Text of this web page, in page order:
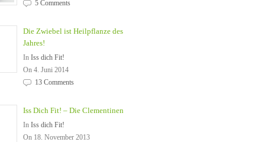
5 Comments
Die Zwiebel ist Heilpflanze des
Jahres!
In Iss dich Fit!
On 4. Juni 2014
13 Comments
Iss Dich Fit! – Die Clementinen
In Iss dich Fit!
On 18. November 2013